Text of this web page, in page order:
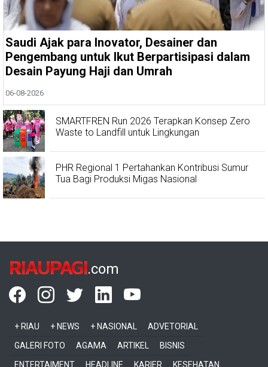
Saudi Ajak para Inovator, Desainer dan
Pengembang untuk Ikut Berpartisipasi dalam
Desain Payung Haji dan Umrah
06-08-2026
SMARTFREN Run 2026 Terapkan Konsep Zero
Waste to Landfill untuk Lingkungan
PHR Regional 1 Pertahankan Kontribusi Sumur
Tua Bagi Produksi Migas Nasional
RIAUPAGI.com
+ RIAU + NEWS + NASIONAL
ADVETORIAL
GALERI FOTO
AGAMA ARTIKEL
BISNIS
ENTERTAIMENT
HEADLINE KARIER KESEHATAN